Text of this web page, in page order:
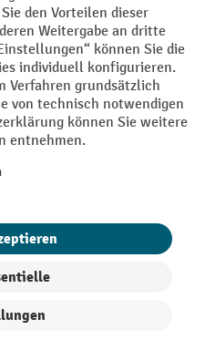
zzgl.Versandkostenund ggf.
angegeben.
reicht. Der Rabatt gilt nicht auf
² Der Rabatt wird einmalig bei
variiert je nach
10 % (10 % auf Lager, Umwelt,
sind Elektro-Hubwagen,
auf Sonderpreise. Kombination